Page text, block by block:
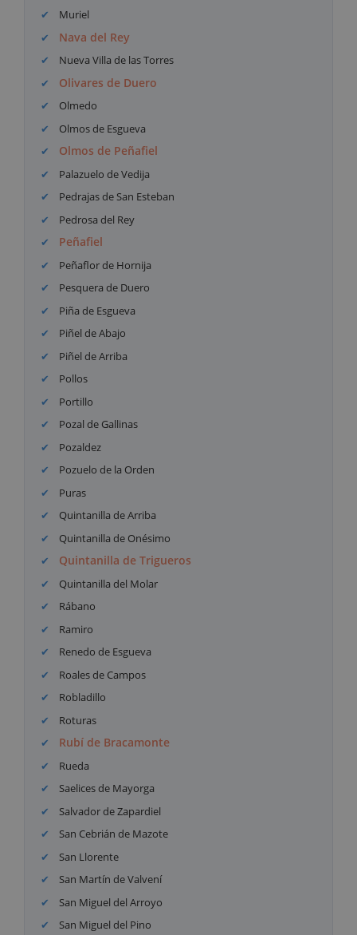
Muriel
Nava del Rey
Nueva Villa de las Torres
Olivares de Duero
Olmedo
Olmos de Esgueva
Olmos de Peñafiel
Palazuelo de Vedija
Pedrajas de San Esteban
Pedrosa del Rey
Peñafiel
Peñaflor de Hornija
Pesquera de Duero
Piña de Esgueva
Piñel de Abajo
Piñel de Arriba
Pollos
Portillo
Pozal de Gallinas
Pozaldez
Pozuelo de la Orden
Puras
Quintanilla de Arriba
Quintanilla de Onésimo
Quintanilla de Trigueros
Quintanilla del Molar
Rábano
Ramiro
Renedo de Esgueva
Roales de Campos
Robladillo
Roturas
Rubí de Bracamonte
Rueda
Saelices de Mayorga
Salvador de Zapardiel
San Cebrián de Mazote
San Llorente
San Martín de Valvení
San Miguel del Arroyo
San Miguel del Pino